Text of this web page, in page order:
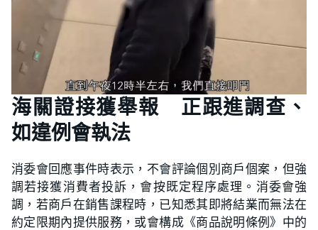
海關證接獲舉報 正跟進調查、
如違例會執法
消委會回應事件時表示，不會評論個別商戶個案，但強
調若接獲消費者投訴，會按既定程序處理。消委會強
調，若商戶在銷售課程時，已知悉其即將結業而無法在
約定限期內提供服務，或會構成《商品說明條例》中的